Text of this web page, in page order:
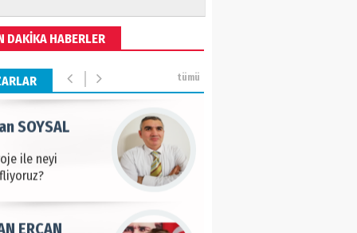
DAKİKA HABERLER
tümü
tarımla para
ile neyi
SOYSAL
ERCAN